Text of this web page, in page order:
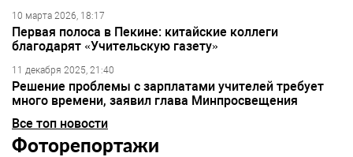
10 марта 2026, 18:17
Первая полоса в Пекине: китайские коллеги
благодарят «Учительскую газету»
11 декабря 2025, 21:40
Решение проблемы с зарплатами учителей требует
много времени, заявил глава Минпросвещения
Все топ новости
Фоторепортажи